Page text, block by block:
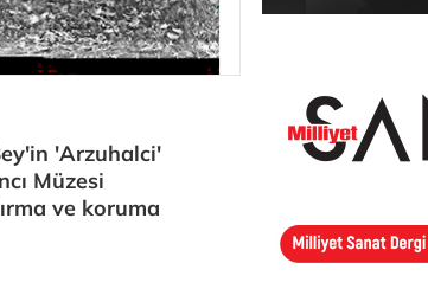
'Arzuhalci'
Müzesi
ve koruma